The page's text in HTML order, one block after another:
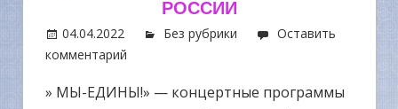
РОССИИ
04.04.2022 Без рубрики
Оставить
комментарий
» МЫ-ЕДИНЫ!» — концертные программы